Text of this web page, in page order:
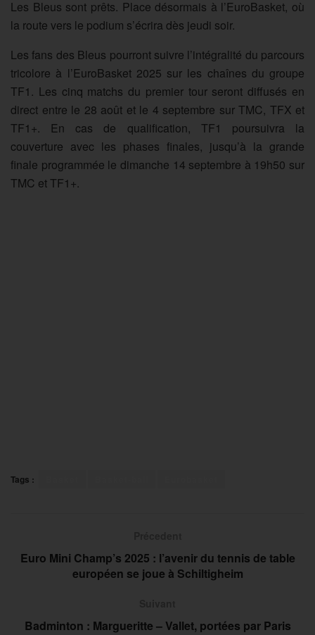
Les Bleus sont prêts. Place désormais à l’EuroBasket, où
la route vers le podium s’écrira dès jeudi soir.
Les fans des Bleus pourront suivre l’intégralité du parcours
tricolore à l’EuroBasket 2025 sur les chaînes du groupe
TF1. Les cinq matchs du premier tour seront diffusés en
direct entre le 28 août et le 4 septembre sur TMC, TFX et
TF1+. En cas de qualification, TF1 poursuivra la
couverture avec les phases finales, jusqu’à la grande
finale programmée le dimanche 14 septembre à 19h50 sur
TMC et TF1+.
Tags :
Euro Mini Champ’s 2025 : l’avenir du tennis de table
européen se joue à Schiltigheim
Badminton : Margueritte – Vallet, portées par Paris